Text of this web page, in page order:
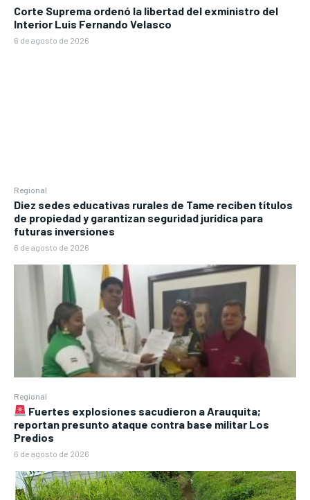
Corte Suprema ordenó la libertad del exministro del
Interior Luis Fernando Velasco
6 de agosto de 2026
Regional
Diez sedes educativas rurales de Tame reciben títulos
de propiedad y garantizan seguridad jurídica para
futuras inversiones
6 de agosto de 2026
Regional
Fuertes explosiones sacudieron a Arauquita;
reportan presunto ataque contra base militar Los
Predios
6 de agosto de 2026